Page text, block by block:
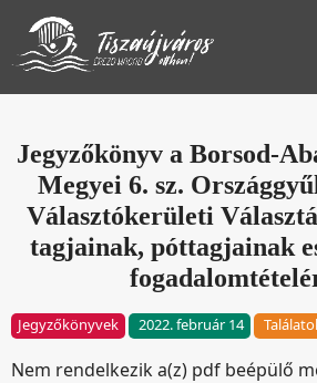
Jegyzőkönyv a Borsod-
Megyei 6. sz.
Választókerületi
tagjainak, póttagjainak
Jegyzőkönyvek 2022. február 14
Nem rendelkezik a(z) pdf beépülő